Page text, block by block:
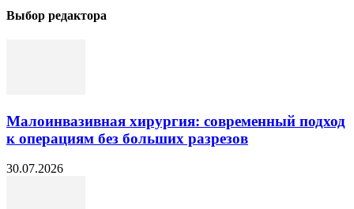
Выбор редактора
Малоинвазивная хирургия: современный подход
к операциям без больших разрезов
30.07.2026